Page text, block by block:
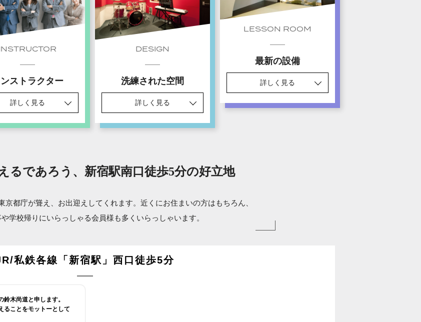
ストラクター
詳しく見る
DESIGN
洗練された空間
詳しく見る
LESSON ROOM
最新の設備
詳しく見る
るであろう、新宿駅南口徒歩5分の好立地
京都庁が聳え、お出迎えしてくれます。近くにお住まいの方はもちろん、
や学校帰りにいらっしゃる会員様も多くいらっしゃいます。
私鉄各線「新宿駅」西口徒歩5分
木尚道と申します。
ることをモットーとして